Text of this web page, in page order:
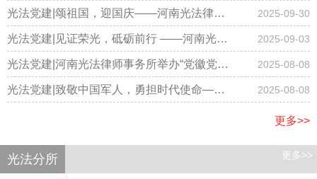
光法党建|颂祖国，迎国庆——河南光法律师
事务所隆重召开国庆节庆祝大会
2025-09-30
光法党建|见证荣光，砥砺前行 ——河南光法
律师事务所律师集体观看阅兵仪式
2025-09-03
光法党建|河南光法律师事务所举办“党徽党旗
有规范，学习践行记心间”专题学习主题党日
2025-08-08
光法党建|致敬中国军人，勇担时代使命—— 2025-08-08
更多>>
光法分所 更多>>